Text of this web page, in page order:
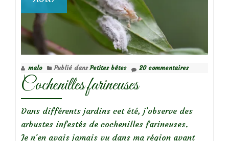
malo Publié dansPetites bêtes 20 commentaires
Cochenilles farineuses
Dans différents jardins cet été, j’observe des
arbustes infestés de cochenilles farineuses.
Je n’en avais jamais vu dans ma région avant